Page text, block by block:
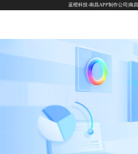
蓝橙科技-南昌APP制作公司|南